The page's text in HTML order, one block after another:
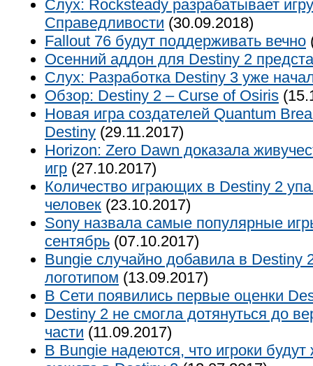
Слух: Rocksteady разрабатывает
Справедливости (30.09.2018)
Fallout 76 будут поддерживать вечно
Осенний аддон для Destiny 2
Слух: Разработка Destiny 3 уже
Обзор: Destiny 2 – Curse of Osiris
Новая игра создателей Quantum
Destiny (29.11.2017)
Horizon: Zero Dawn доказала
игр (27.10.2017)
Количество играющих в Destiny 2
человек (23.10.2017)
Sony назвала самые популярные
сентябрь (07.10.2017)
Bungie случайно добавила в Destiny
логотипом (13.09.2017)
В Сети появились первые оценки
Destiny 2 не смогла дотянуться до
части (11.09.2017)
В Bungie надеются, что игроки